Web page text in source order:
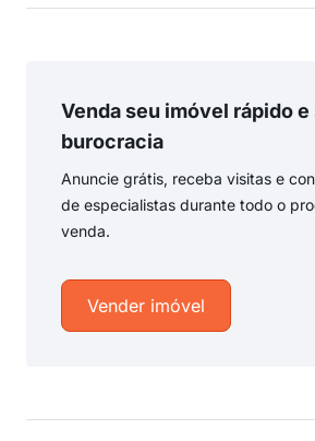
Venda seu imóvel rápido e
burocracia
Anuncie grátis, receba visitas e
de especialistas durante todo o
venda.
Vender imóvel